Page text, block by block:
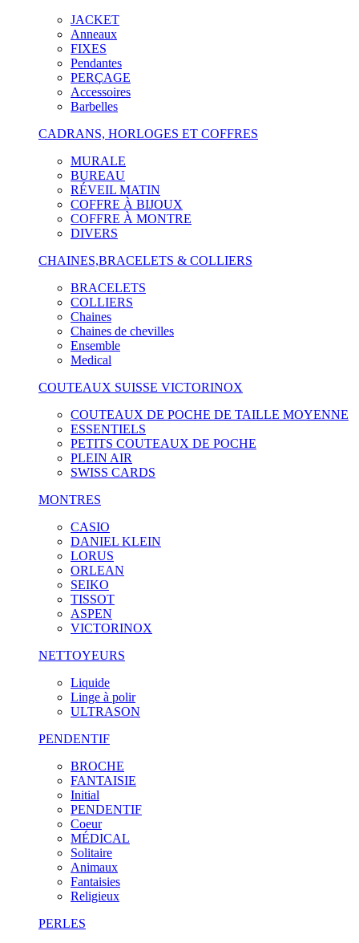
JACKET
Anneaux
FIXES
Pendantes
PERÇAGE
Accessoires
Barbelles
CADRANS, HORLOGES ET COFFRES
MURALE
BUREAU
RÉVEIL MATIN
COFFRE À BIJOUX
COFFRE À MONTRE
DIVERS
CHAINES,BRACELETS & COLLIERS
BRACELETS
COLLIERS
Chaines
Chaines de chevilles
Ensemble
Medical
COUTEAUX SUISSE VICTORINOX
COUTEAUX DE POCHE DE TAILLE MOYENNE
ESSENTIELS
PETITS COUTEAUX DE POCHE
PLEIN AIR
SWISS CARDS
MONTRES
CASIO
DANIEL KLEIN
LORUS
ORLEAN
SEIKO
TISSOT
ASPEN
VICTORINOX
NETTOYEURS
Liquide
Linge à polir
ULTRASON
PENDENTIF
BROCHE
FANTAISIE
Initial
PENDENTIF
Coeur
MÉDICAL
Solitaire
Animaux
Fantaisies
Religieux
PERLES